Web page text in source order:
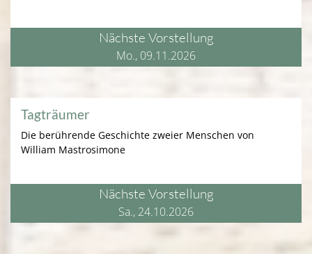
Tagträumer
Die berührende Geschichte zweier Menschen von
William Mastrosimone
Nächste Vorstellung
Sa., 24.10.2026
Nächste Vorstellung
Mo., 09.11.2026